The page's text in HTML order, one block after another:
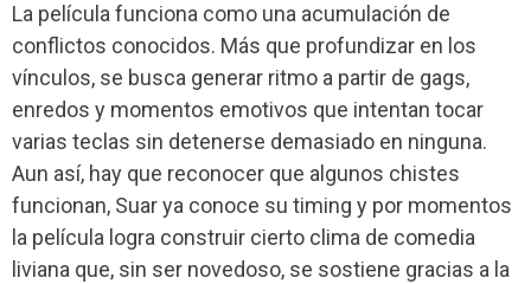
La película funciona como una acumulación de
conflictos conocidos. Más que profundizar en los
vínculos, se busca generar ritmo a partir de gags,
enredos y momentos emotivos que intentan tocar
varias teclas sin detenerse demasiado en ninguna.
Aun así, hay que reconocer que algunos chistes
funcionan, Suar ya conoce su timing y por momentos
la película logra construir cierto clima de comedia
liviana que, sin ser novedoso, se sostiene gracias a la